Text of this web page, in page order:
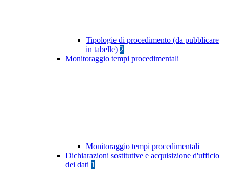
Tipologie di procedimento (da pubblicare
in tabelle) 2
Monitoraggio tempi procedimentali
Monitoraggio tempi procedimentali
Dichiarazioni sostitutive e acquisizione d'ufficio
dei dati 1